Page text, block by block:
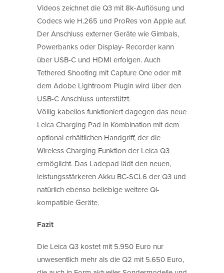
Videos zeichnet die Q3 mit 8k-Auflösung und
Codecs wie H.265 und ProRes von Apple auf.
Der Anschluss externer Geräte wie Gimbals,
Powerbanks oder Display- Recorder kann
über USB-C und HDMI erfolgen. Auch
Tethered Shooting mit Capture One oder mit
dem Adobe Lightroom Plugin wird über den
USB-C Anschluss unterstützt.
Völlig kabellos funktioniert dagegen das neue
Leica Charging Pad in Kombination mit dem
optional erhältlichen Handgriff, der die
Wireless Charging Funktion der Leica Q3
ermöglicht. Das Ladepad lädt den neuen,
leistungsstärkeren Akku BC-SCL6 der Q3 und
natürlich ebenso beliebige weitere Qi-
kompatible Geräte.
Fazit
Die Leica Q3 kostet mit 5.950 Euro nur
unwesentlich mehr als die Q2 mit 5.650 Euro,